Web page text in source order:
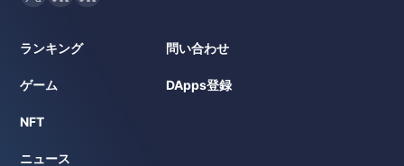
ランキング
ゲーム
NFT
ニュース
問い合わせ
DApps登録